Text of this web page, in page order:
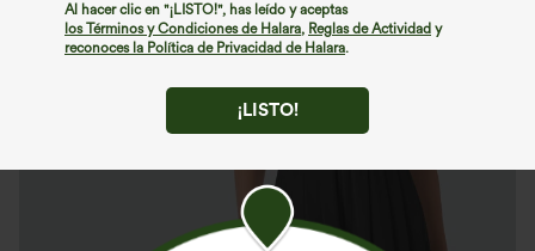
Al hacer clic en "¡LISTO!", has leído y aceptas
los Términos y Condiciones de Halara, Reglas de Actividad y
reconoces la Política de Privacidad de Halara.
¡LISTO!